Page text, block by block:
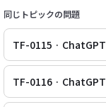
同じトピックの問題
TF-0115 · ChatGPT
TF-0116 · ChatGPT